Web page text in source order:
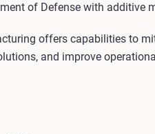
of Defense with additive
offers capabilities to
and improve